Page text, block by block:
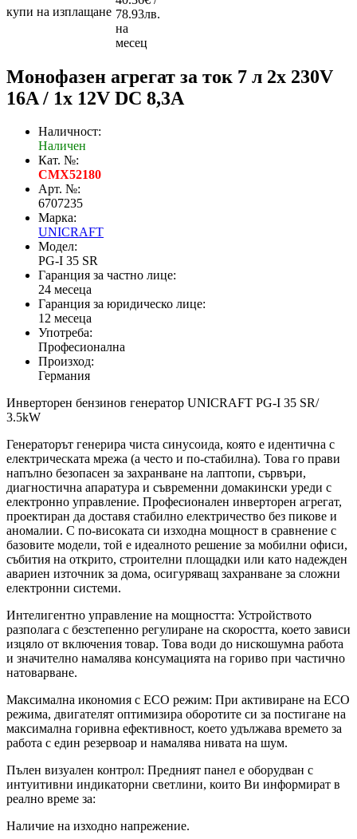
купи на изплащане 78.93лв.
на
месец
Монофазен агрегат за ток 7 л 2x 230V
16A / 1x 12V DC 8,3A
Наличност:
Наличен
Кат. №:
CMX52180
Арт. №:
6707235
Марка:
UNICRAFT
Модел:
PG-I 35 SR
Гаранция за частно лице:
24 месеца
Гаранция за юридическо лице:
12 месеца
Употреба:
Професионална
Произход:
Германия
Инверторен бензинов генератор UNICRAFT PG-I 35 SR/
3.5kW
Генераторът генерира чиста синусоида, която е идентична с
електрическата мрежа (а често и по-стабилна). Това го прави
напълно безопасен за захранване на лаптопи, сървъри,
диагностична апаратура и съвременни домакински уреди с
електронно управление. Професионален инверторен агрегат,
проектиран да доставя стабилно електричество без пикове и
аномалии. С по-високата си изходна мощност в сравнение с
базовите модели, той е идеалното решение за мобилни офиси,
събития на открито, строителни площадки или като надежден
авариен източник за дома, осигуряващ захранване за сложни
електронни системи.
Интелигентно управление на мощността: Устройството
разполага с безстепенно регулиране на скоростта, което зависи
изцяло от включения товар. Това води до нискошумна работа
и значително намалява консумацията на гориво при частично
натоварване.
Максимална икономия с ECO режим: При активиране на ECO
режима, двигателят оптимизира оборотите си за постигане на
максимална горивна ефективност, което удължава времето за
работа с един резервоар и намалява нивата на шум.
Пълен визуален контрол: Предният панел е оборудван с
интуитивни индикаторни светлини, които Ви информират в
реално време за:
Наличие на изходно напрежение.